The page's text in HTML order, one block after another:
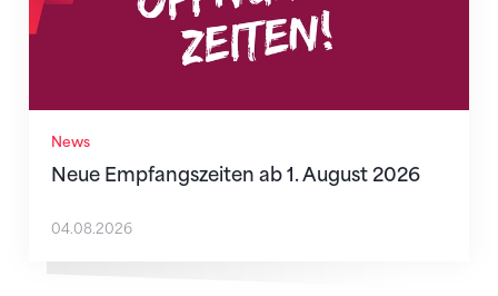
News
Neue Empfangszeiten ab 1. August 2026
04.08.2026